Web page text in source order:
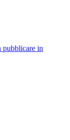
pubblicare in